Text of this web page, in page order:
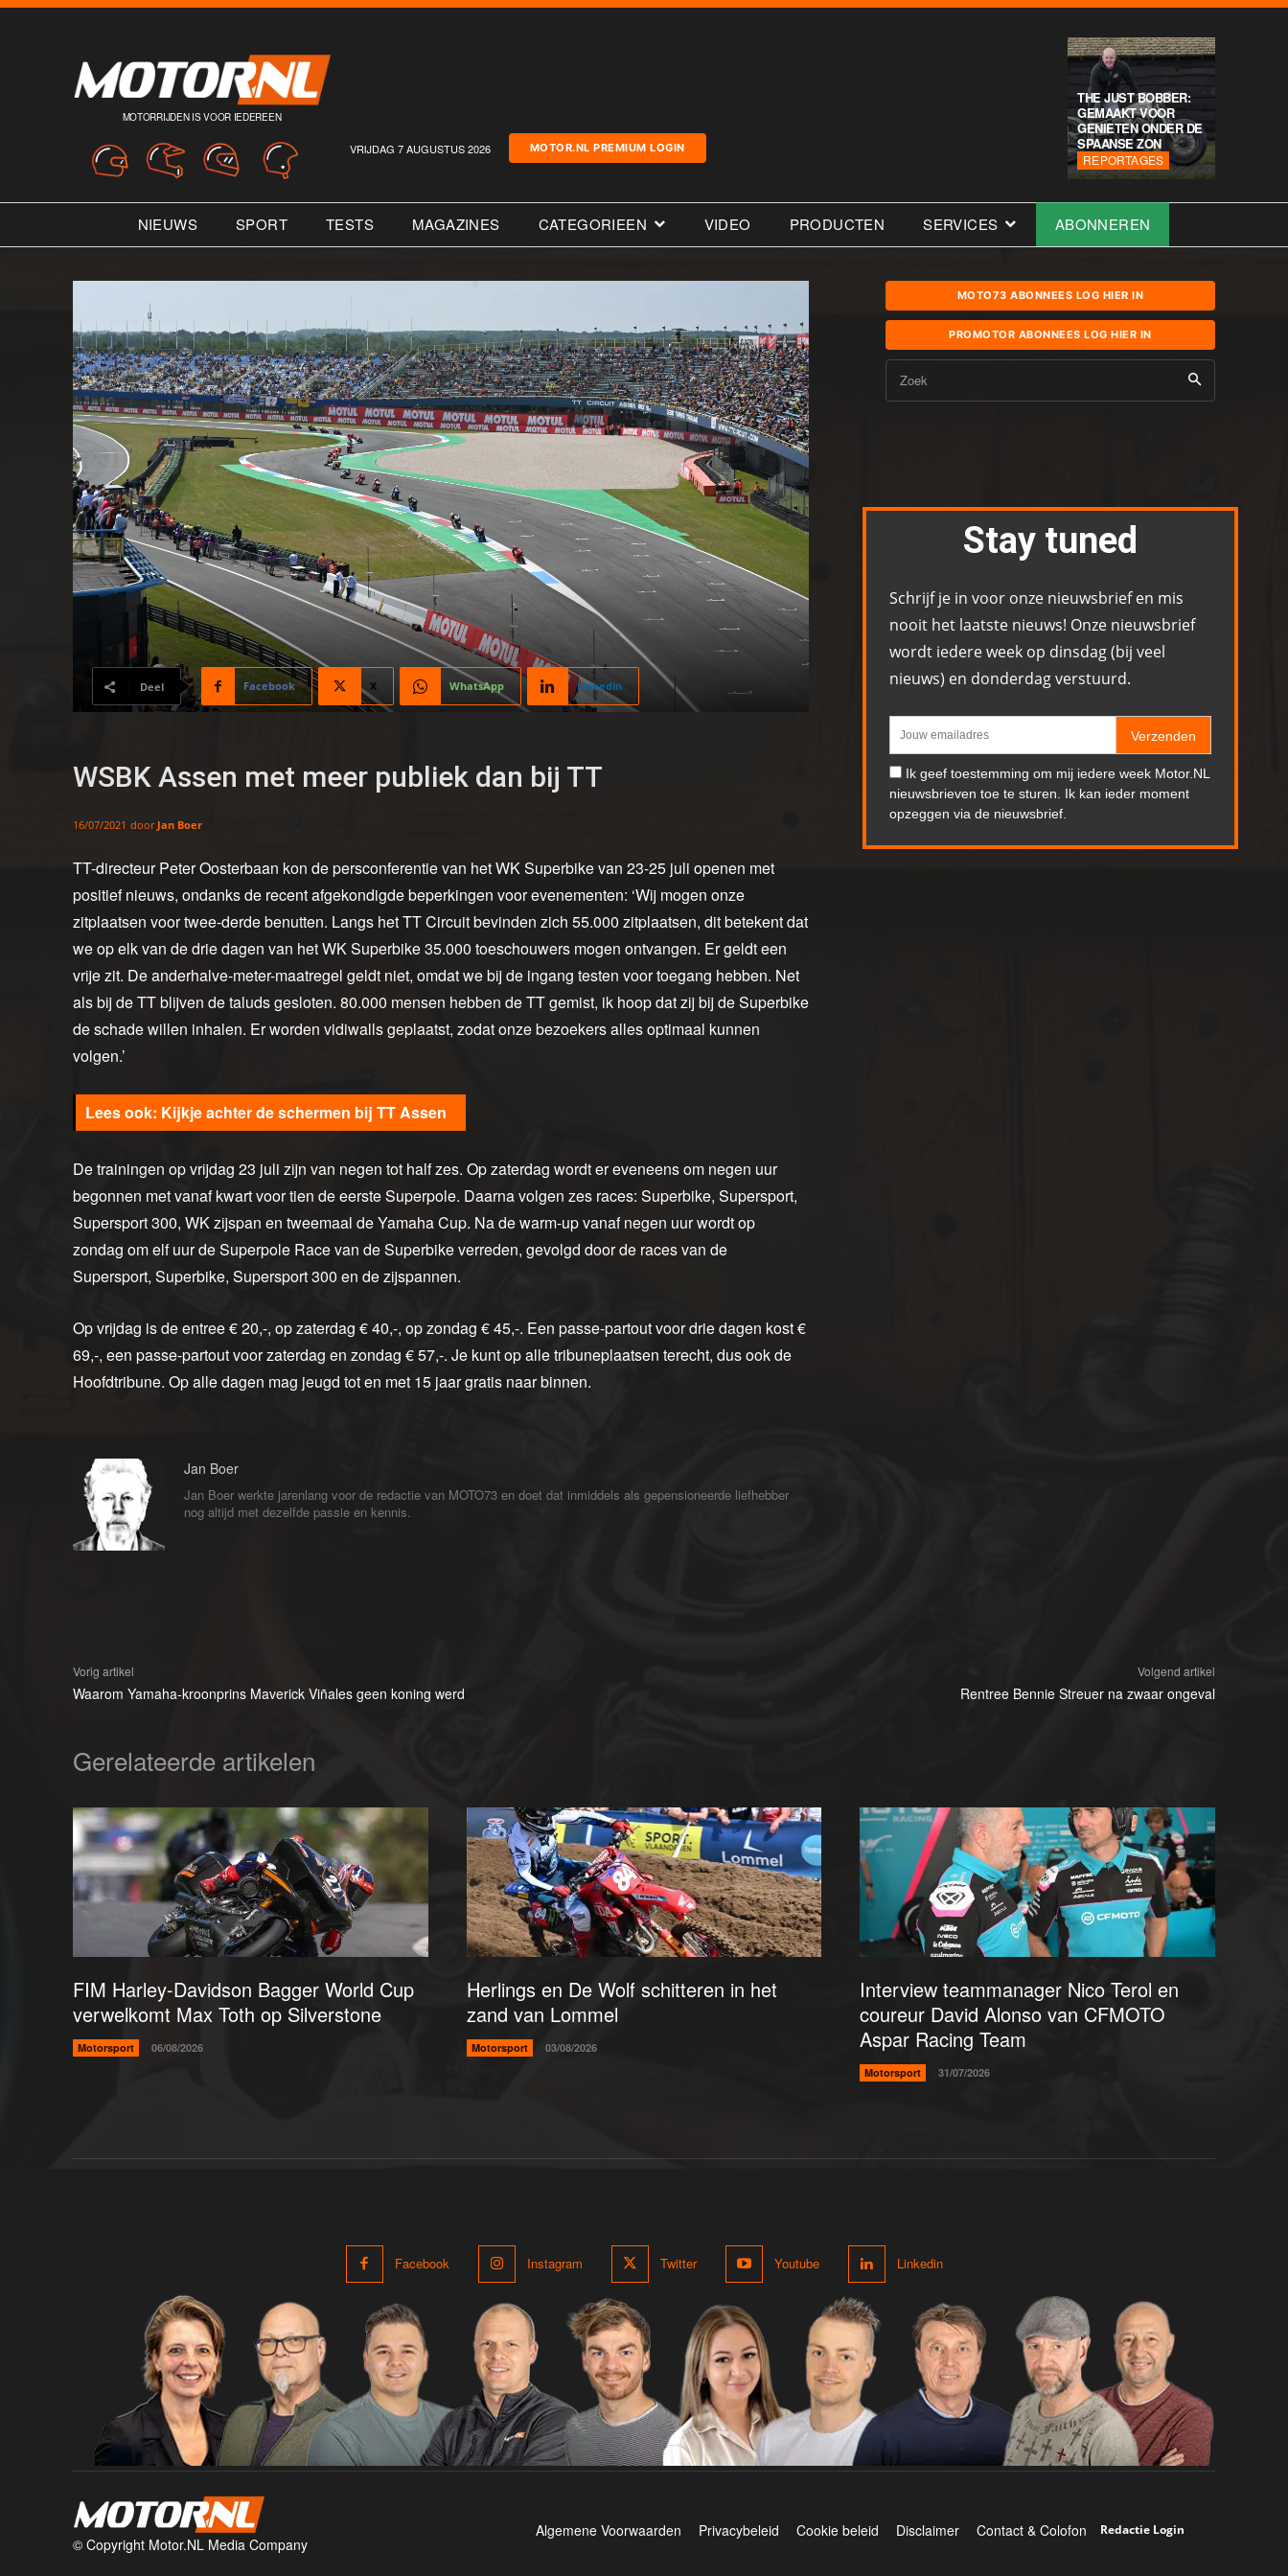
MOTORRIJDEN IS VOOR IEDEREEN
VRIJDAG 7 AUGUSTUS 2026 MOTOR.NL PREMIUM LOGIN
THE JUST BOBBER:
GEMAAKT VOOR
GENIETEN ONDER DE
SPAANSE ZON
REPORTAGES
NIEUWS SPORT TESTS MAGAZINES CATEGORIEEN VIDEO PRODUCTEN SERVICES ABONNEREN
Deel Facebook X WhatsApp Linkedin
WSBK Assen met meer publiek dan bij TT
16/07/2021 door Jan Boer
TT-directeur Peter Oosterbaan kon de persconferentie van het WK Superbike van 23-25 juli openen met
positief nieuws, ondanks de recent afgekondigde beperkingen voor evenementen: ‘Wij mogen onze
zitplaatsen voor twee-derde benutten. Langs het TT Circuit bevinden zich 55.000 zitplaatsen, dit betekent dat
we op elk van de drie dagen van het WK Superbike 35.000 toeschouwers mogen ontvangen. Er geldt een
vrije zit. De anderhalve-meter-maatregel geldt niet, omdat we bij de ingang testen voor toegang hebben. Net
als bij de TT blijven de taluds gesloten. 80.000 mensen hebben de TT gemist, ik hoop dat zij bij de Superbike
de schade willen inhalen. Er worden vidiwalls geplaatst, zodat onze bezoekers alles optimaal kunnen
volgen.’
Kijkje achter de schermen bij TT Assen
De trainingen op vrijdag 23 juli zijn van negen tot half zes. Op zaterdag wordt er eveneens om negen uur
begonnen met vanaf kwart voor tien de eerste Superpole. Daarna volgen zes races: Superbike, Supersport,
Supersport 300, WK zijspan en tweemaal de Yamaha Cup. Na de warm-up vanaf negen uur wordt op
zondag om elf uur de Superpole Race van de Superbike verreden, gevolgd door de races van de
Supersport, Superbike, Supersport 300 en de zijspannen.
Op vrijdag is de entree € 20,-, op zaterdag € 40,-, op zondag € 45,-. Een passe-partout voor drie dagen kost €
69,-, een passe-partout voor zaterdag en zondag € 57,-. Je kunt op alle tribuneplaatsen terecht, dus ook de
Hoofdtribune. Op alle dagen mag jeugd tot en met 15 jaar gratis naar binnen.
Jan Boer
Jan Boer werkte jarenlang voor de redactie van MOTO73 en doet dat inmiddels als gepensioneerde liefhebber
nog altijd met dezelfde passie en kennis.
MOTO73 ABONNEES LOG HIER IN
PROMOTOR ABONNEES LOG HIER IN
Zoek
Stay tuned
Schrijf je in voor onze nieuwsbrief en mis
nooit het laatste nieuws! Onze nieuwsbrief
wordt iedere week op dinsdag (bij veel
nieuws) en donderdag verstuurd.
Verzenden
Ik geef toestemming om mij iedere week Motor.NL
nieuwsbrieven toe te sturen. Ik kan ieder moment
opzeggen via de nieuwsbrief.
Vorig artikel
Waarom Yamaha-kroonprins Maverick Viñales geen koning werd
Volgend artikel
Rentree Bennie Streuer na zwaar ongeval
Gerelateerde artikelen
FIM Harley-Davidson Bagger World Cup
verwelkomt Max Toth op Silverstone
Motorsport 06/08/2026
Herlings en De Wolf schitteren in het
zand van Lommel
Motorsport 03/08/2026
Interview teammanager Nico Terol en
coureur David Alonso van CFMOTO
Aspar Racing Team
Motorsport 31/07/2026
Facebook Instagram Twitter Youtube Linkedin
© Copyright Motor.NL Media Company
Algemene Voorwaarden Privacybeleid Cookie beleid Disclaimer Contact & Colofon Redactie Login